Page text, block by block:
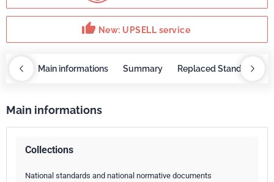
thumb_up New: UPSELL service
Main informations Summary Replaced Standards
Main informations
Collections
National standards and national normative documents